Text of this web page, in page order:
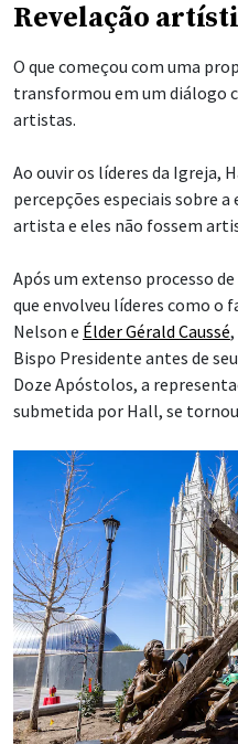
Revelação
O que começou com uma
transformou em um diálogo
artistas.
Ao ouvir os líderes da Igreja,
percepções especiais sobre
artista e eles não fossem
Após um extenso processo
que envolveu líderes como o
Nelson e Élder Gérald Caussé
Bispo Presidente antes de
Doze Apóstolos, a
submetida por Hall, se